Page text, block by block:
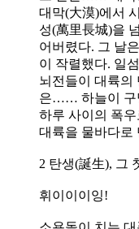
대막(大漠)에서
성(萬里長城)을
어버렸다. 그 날
이 작렬했다. 일
뇌전들이 대륙의
은…… 하늘이 구
하루 사이의 폭
대륙을 물바다로
2 탄생(誕生), 그
휘이이이잉!